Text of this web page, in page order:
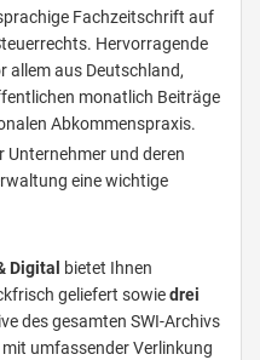
Fachzeitschrift auf
Hervorragende
allem aus Deutschland,
monatlich Beiträge
Abkommenspraxis.
und deren
eine wichtige
Digital
bietet Ihnen
geliefert sowiedrei
des gesamten SWI-Archivs
umfassender Verlinkung